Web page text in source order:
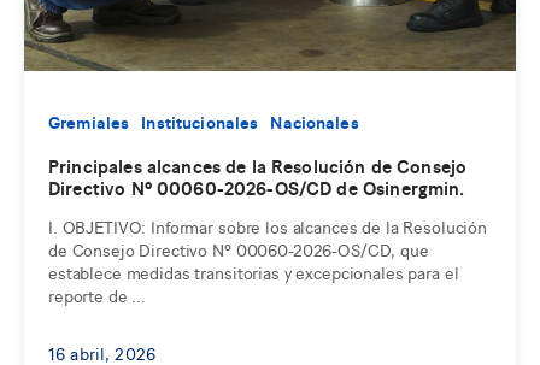
Gremiales Institucionales Nacionales
Principales alcances de la Resolución de Consejo
Directivo Nº 00060-2026-OS/CD de Osinergmin.
I. OBJETIVO: Informar sobre los alcances de la Resolución
de Consejo Directivo Nº 00060-2026-OS/CD, que
establece medidas transitorias y excepcionales para el
reporte de ...
16 abril, 2026